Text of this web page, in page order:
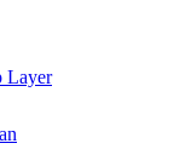
Layer